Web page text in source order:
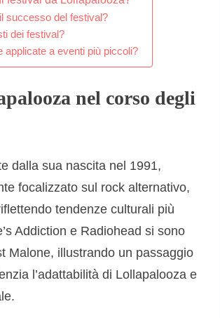
successo del festival?
dei festival?
applicate a eventi più piccoli?
nel corso degli
dalla sua nascita nel 1991,
focalizzato sul rock alternativo,
tendenze culturali più
Addiction e Radiohead si sono
Malone, illustrando un passaggio
l’adattabilità di Lollapalooza e